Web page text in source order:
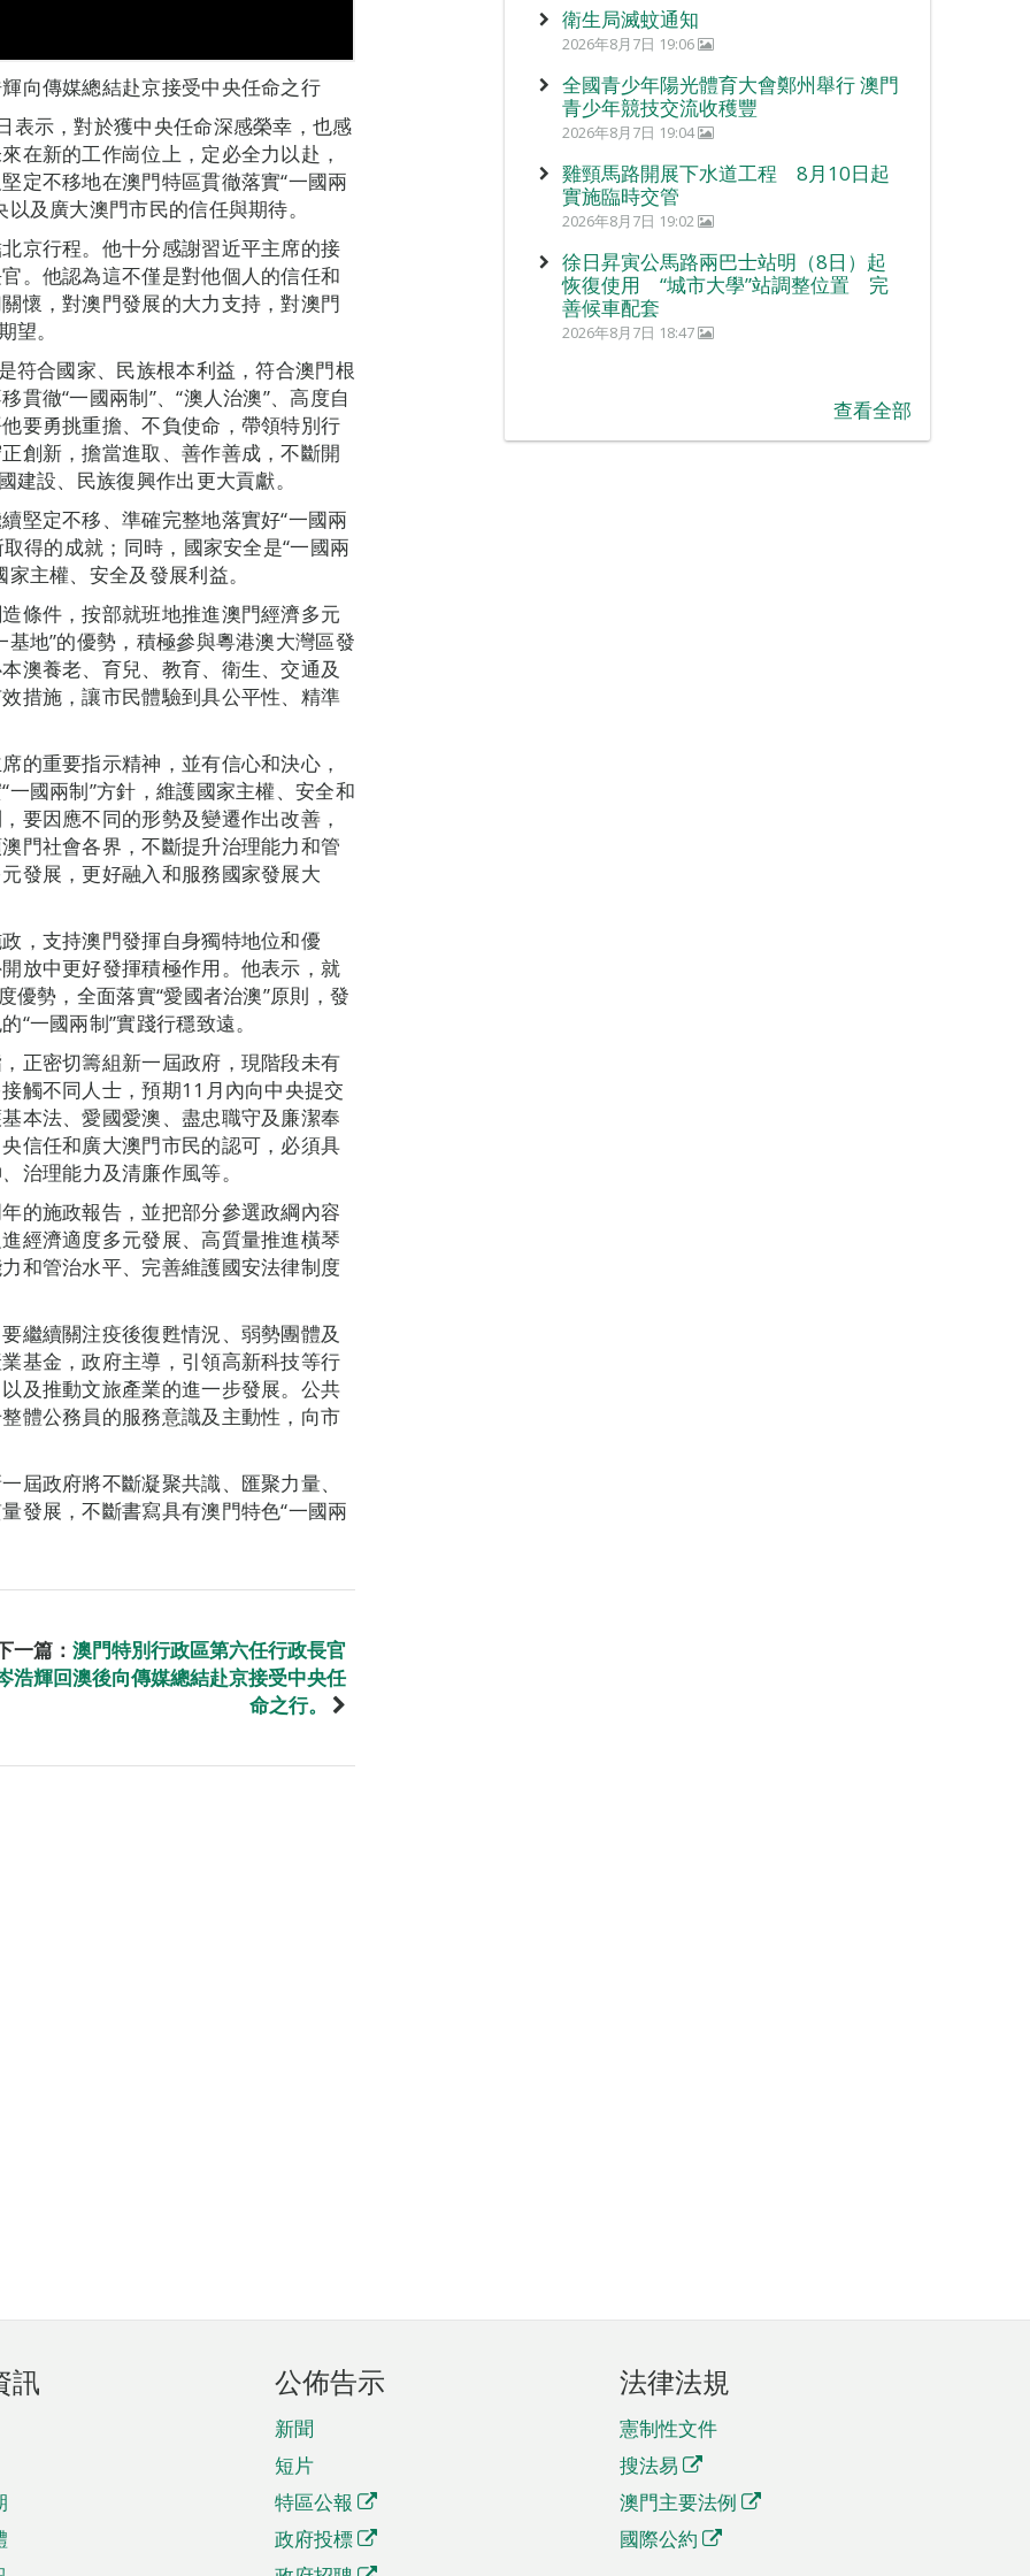
向傳媒總結赴京接受中央任命之行
表示，對於獲中央任命深感榮幸，也感
在新的工作崗位上，定必全力以赴，
定不移地在澳門特區貫徹落實“一國兩
及廣大澳門市民的信任與期待。
京行程。他十分感謝習近平主席的接
。他認為這不僅是對他個人的信任和
懷，對澳門發展的大力支持，對澳門
望。
符合國家、民族根本利益，符合澳門根
徹“一國兩制”、“澳人治澳”、高度自
要勇挑重擔、不負使命，帶領特別行
創新，擔當進取、善作善成，不斷開
建設、民族復興作出更大貢獻。
堅定不移、準確完整地落實好“一國兩
得的成就；同時，國家安全是“一國兩
主權、安全及發展利益。
條件，按部就班地推進澳門經濟多元
地”的優勢，積極參與粵港澳大灣區發
澳養老、育兒、教育、衛生、交通及
措施，讓市民體驗到具公平性、精準
的重要指示精神，並有信心和決心，
國兩制”方針，維護國家主權、安全和
要因應不同的形勢及變遷作出改善，
門社會各界，不斷提升治理能力和管
發展，更好融入和服務國家發展大
，支持澳門發揮自身獨特地位和優
放中更好發揮積極作用。他表示，就
優勢，全面落實“愛國者治澳”原則，發
一國兩制”實踐行穩致遠。
正密切籌組新一屆政府，現階段未有
觸不同人士，預期11月內向中央提交
本法、愛國愛澳、盡忠職守及廉潔奉
信任和廣大澳門市民的認可，必須具
、 治理能力及清廉作風等。
的施政報告，並把部分參選政綱內容
經濟適度多元發展、高質量推進橫琴
和管治水平、完善維護國安法律制度
繼續關注疫後復甦情況、弱勢團體及
基金，政府主導，引領高新科技等行
及推動文旅產業的進一步發展。公共
體公務員的服務意識及主動性，向市
屆政府將不斷凝聚共識、匯聚力量、
發展，不斷書寫具有澳門特色“一國兩
一篇： 澳門特別行政區第六任行政長官
浩輝回澳後向傳媒總結赴京接受中央任
命之行。
衛生局滅蚊通知
2026年8月7日 19:06
全國青少年陽光體育大會鄭州舉行 澳門
青少年競技交流收穫豐
2026年8月7日 19:04
雞頸馬路開展下水道工程 8月10日起
實施臨時交管
2026年8月7日 19:02
徐日昇寅公馬路兩巴士站明（8日）起
恢復使用 “城市大學”站調整位置 完
善候車配套
2026年8月7日 18:47
查看全部
訊 公佈告示
新聞
短片
特區公報
政府投標
法律法規
憲制性文件
搜法易
澳門主要法例
國際公約